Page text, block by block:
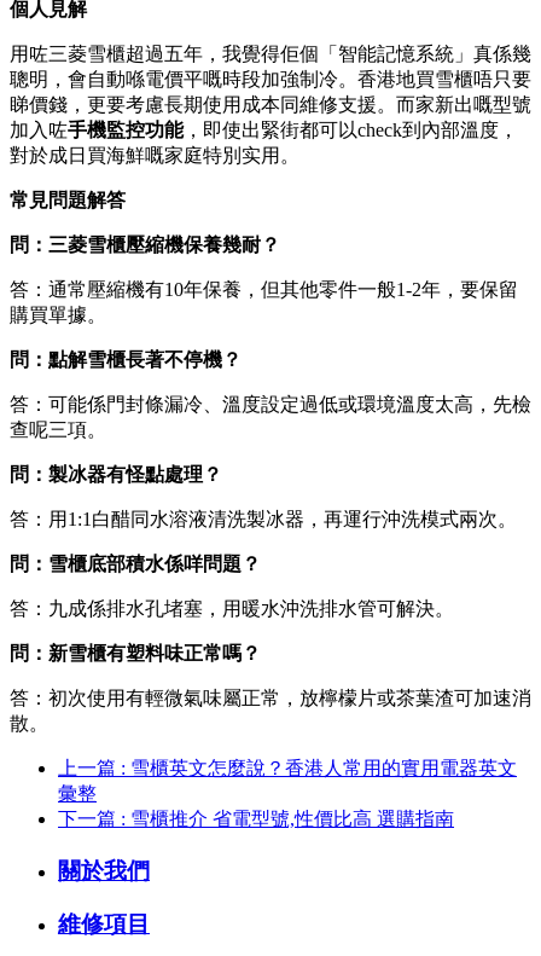
個人見解
用咗三菱雪櫃超過五年，我覺得佢個「智能記憶系統」真係幾
聰明，會自動喺電價平嘅時段加強制冷。香港地買雪櫃唔只要
睇價錢，更要考慮長期使用成本同維修支援。而家新出嘅型號
加入咗手機監控功能，即使出緊街都可以check到內部溫度，
對於成日買海鮮嘅家庭特別实用。
常見問題解答
問：三菱雪櫃壓縮機保養幾耐？
答：通常壓縮機有10年保養，但其他零件一般1-2年，要保留
購買單據。
問：點解雪櫃長著不停機？
答：可能係門封條漏冷、溫度設定過低或環境溫度太高，先檢
查呢三項。
問：製冰器有怪點處理？
答：用1:1白醋同水溶液清洗製冰器，再運行沖洗模式兩次。
問：雪櫃底部積水係咩問題？
答：九成係排水孔堵塞，用暖水沖洗排水管可解決。
問：新雪櫃有塑料味正常嗎？
答：初次使用有輕微氣味屬正常，放檸檬片或茶葉渣可加速消
散。
上一篇 : 雪櫃英文怎麼說？香港人常用的實用電器英文
彙整
下一篇 : 雪櫃推介 省電型號,性價比高 選購指南
關於我們
維修項目